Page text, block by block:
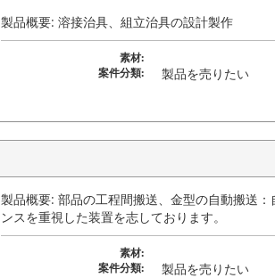
製品概要: 溶接治具、組立治具の設計製作
素材:
案件分類:
製品を売りたい
製品概要: 部品の工程間搬送、金型の自動搬送
ンスを重視した装置を志しております。
素材:
案件分類:
製品を売りたい